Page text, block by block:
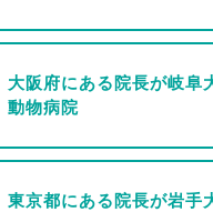
大阪府にある院長が岐阜
動物病院
東京都にある院長が岩手